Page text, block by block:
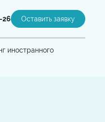
26 Оставить заявку
иностранного